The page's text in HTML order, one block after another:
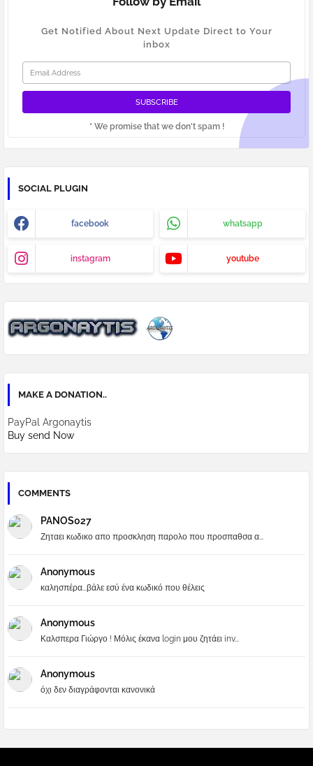
Get Notified About Next Update Direct to Your
inbox
* We promise that we don't spam !
SOCIAL PLUGIN
facebook whatsapp
instagram youtube
MAKE A DONATION..
PayPal Argonaytis
Buy send Now
COMMENTS
PANOS027
Ζηταει κωδικο απο προσκληση παρολο που προσπαθσα α...
Anonymous
καλησπέρα...βάλε εσύ ένα κωδικό που θέλεις
Anonymous
Καλσπερα Γιώργο ! Μόλις έκανα login μου ζητάει inv...
Anonymous
όχι δεν διαγράφονται κανονικά